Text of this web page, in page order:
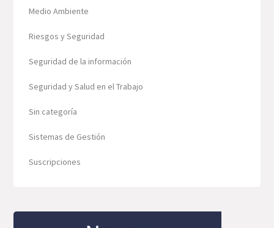
Medio Ambiente
Riesgos y Seguridad
Seguridad de la información
Seguridad y Salud en el Trabajo
Sin categoría
Sistemas de Gestión
Suscripciones